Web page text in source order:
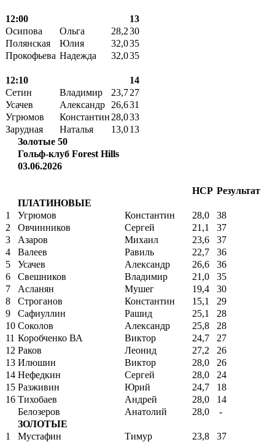
12:00
13
Осипова
Ольга 28,230
Полянская
Юлия 32,035
Прокофьева Надежда 32,035
12:10
14
Сетин
Владимир 23,727
Усачев
Александр 26,631
Угрюмов
Константин 28,033
Зарудная
Наталья 13,013
Золотые 50
Гольф-клуб Forest Hills
03.06.2026
HCP Результат
ПЛАТИНОВЫЕ
1
Угрюмов Константин 28,0
38
2
Овчинников Сергей 21,1
37
3
Азаров Михаил 23,6
37
4
Валеев Равиль 22,7
36
5
Усачев Александр 26,6
36
6
Свешников Владимир 21,0
35
7
Асланян Мушег 19,4
30
8
Строганов Константин 15,1
29
9
Сафиуллин Рашид 25,1
28
10 Соколов Александр 25,8
28
11 Коробченко ВА Виктор 24,7
27
12 Раков Леонид 27,2
26
13 Илюшин Виктор 28,0
26
14 Нефедкин Сергей 28,0
24
15 Разживин Юрий 24,7
18
16 Тихобаев Андрей 28,0
14
Белозеров
Анатолий 28,0
-
ЗОЛОТЫЕ
1
Мустафин Тимур 23,8
37